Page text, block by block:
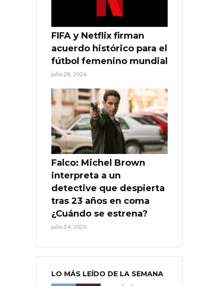
FIFA y Netflix firman
acuerdo histórico para el
fútbol femenino mundial
julio 28, 2026
Falco: Michel Brown
interpreta a un
detective que despierta
tras 23 años en coma
¿Cuándo se estrena?
julio 24, 2026
LO MÁS LEÍDO DE LA SEMANA